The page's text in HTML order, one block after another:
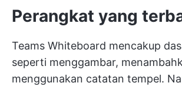
Perangkat yang
Teams Whiteboard mencakup
seperti menggambar,
menggunakan catatan tempel.